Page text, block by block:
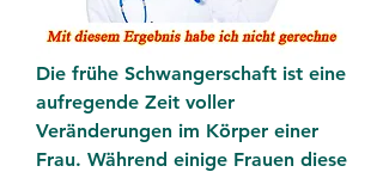
Die frühe Schwangerschaft ist eine
aufregende Zeit voller
Veränderungen im Körper einer
Frau. Während einige Frauen diese